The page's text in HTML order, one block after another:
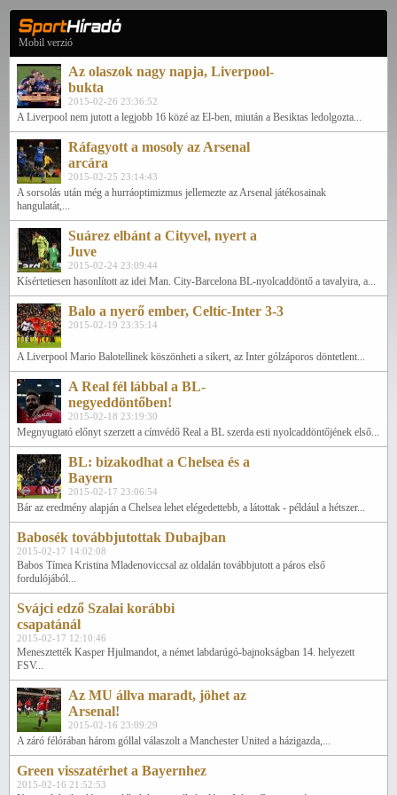
Mobil verzió
Az olaszok nagy napja, Liverpool-
bukta
2015-02-26 23:36:52
A Liverpool nem jutott a legjobb 16 közé az El-ben, miután a Besiktas ledolgozta...
Ráfagyott a mosoly az Arsenal
arcára
2015-02-25 23:14:43
A sorsolás után még a hurráoptimizmus jellemezte az Arsenal játékosainak
hangulatát,...
Suárez elbánt a Cityvel, nyert a
Juve
2015-02-24 23:09:44
Kísértetiesen hasonlított az idei Man. City-Barcelona BL-nyolcaddöntő a tavalyira, a...
Balo a nyerő ember, Celtic-Inter 3-3
2015-02-19 23:35:14
A Liverpool Mario Balotellinek köszönheti a sikert, az Inter gólzáporos döntetlent...
A Real fél lábbal a BL-
negyeddöntőben!
2015-02-18 23:19:30
Megnyugtató előnyt szerzett a címvédő Real a BL szerda esti nyolcaddöntőjének első...
BL: bizakodhat a Chelsea és a
Bayern
2015-02-17 23:06:54
Bár az eredmény alapján a Chelsea lehet elégedettebb, a látottak - például a hétszer...
Babosék továbbjutottak Dubajban
2015-02-17 14:02:08
Babos Tímea Kristina Mladenoviccsal az oldalán továbbjutott a páros első
fordulójából...
Svájci edző Szalai korábbi
csapatánál
2015-02-17 12:10:46
Menesztették Kasper Hjulmandot, a német labdarúgó-bajnokságban 14. helyezett
FSV...
Az MU állva maradt, jöhet az
Arsenal!
2015-02-16 23:09:29
A záró félórában három góllal válaszolt a Manchester United a házigazda,...
Green visszatérhet a Bayernhez
2015-02-16 21:52:53